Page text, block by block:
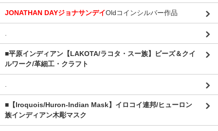
JONATHAN DAYジョナサンデイOldコインシルバー作品
■平原インディアン【LAKOTA/ラコタ・スー族】ビーズ＆クイ
ルワーク/革細工・クラフト
■【Iroquois/Huron-Indian Mask】イロコイ連邦/ヒューロン
族インディアン木彫マスク